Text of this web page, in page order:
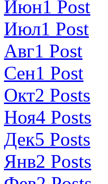
Июн1 Post
Июл1 Post
Авг1 Post
Сен1 Post
Окт2 Posts
Ноя4 Posts
Дек5 Posts
Янв2 Posts